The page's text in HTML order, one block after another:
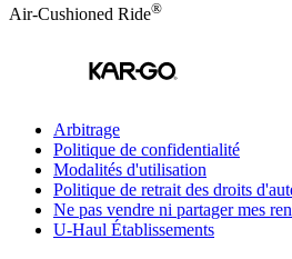
Air-Cushioned Ride®
Arbitrage
Politique de confidentialité
Modalités d'utilisation
Politique de retrait des droits
Ne pas vendre ni partager mes
U-Haul Établissements